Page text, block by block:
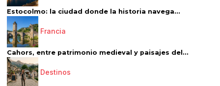
Estocolmo: la ciudad donde la historia navega...
Francia
Cahors, entre patrimonio medieval y paisajes del...
Destinos